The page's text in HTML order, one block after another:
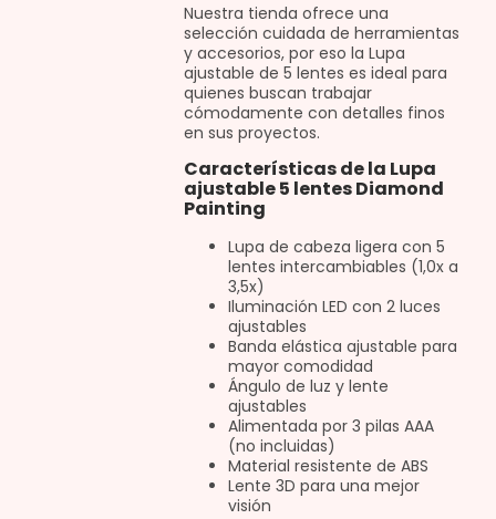
Nuestra tienda ofrece una
selección cuidada de herramientas
y accesorios, por eso la Lupa
ajustable de 5 lentes es ideal para
quienes buscan trabajar
cómodamente con detalles finos
en sus proyectos.
Características de la Lupa
ajustable 5 lentes Diamond
Painting
Lupa de cabeza ligera con 5
lentes intercambiables (1,0x a
3,5x)
Iluminación LED con 2 luces
ajustables
Banda elástica ajustable para
mayor comodidad
Ángulo de luz y lente
ajustables
Alimentada por 3 pilas AAA
(no incluidas)
Material resistente de ABS
Lente 3D para una mejor
visión